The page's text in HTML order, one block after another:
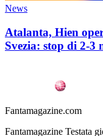
News
Atalanta, Hien
Svezia: stop di 2-3
Fantamagazine.com
Fantamagazine Testata